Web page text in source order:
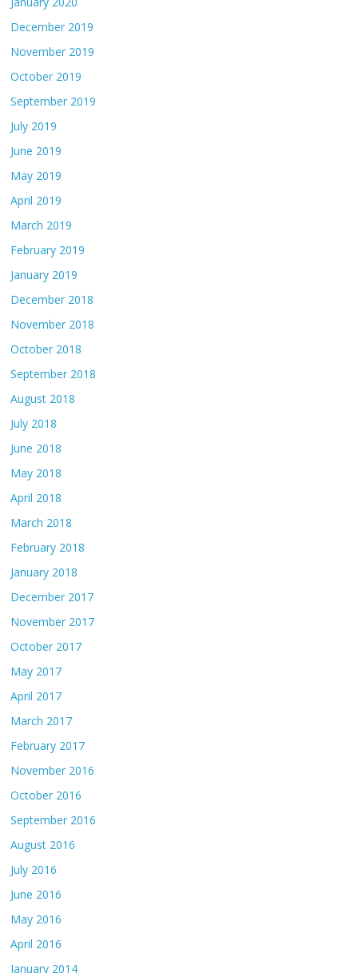
December 2019
November 2019
October 2019
September 2019
July 2019
June 2019
May 2019
April 2019
March 2019
February 2019
January 2019
December 2018
November 2018
October 2018
September 2018
August 2018
July 2018
June 2018
May 2018
April 2018
March 2018
February 2018
January 2018
December 2017
November 2017
October 2017
May 2017
April 2017
March 2017
February 2017
November 2016
October 2016
September 2016
August 2016
July 2016
June 2016
May 2016
April 2016
January 2014